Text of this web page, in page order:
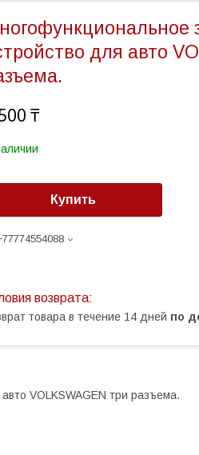
для авто
₸
Купить
товара в течение 14 дней по
VOLKSWAGEN три разъема.